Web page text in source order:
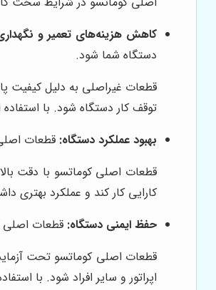
کاهش هزینه‌های تعمیر و
دستگاه شما شود.
قطعات غیراصلی به دلیل کیفیت
توقف کار دستگاه شود. با
بهبود عملکرد دستگاه: قطعات
قطعات اصلی کوماتسو با دقت
کارایی کار کند و عملکرد
حفظ ایمنی دستگاه: قطعات اصلی
قطعات اصلی کوماتسو تحت
اپراتور و سایر افراد شود. با